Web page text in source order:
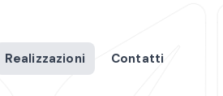
Realizzazioni Contatti